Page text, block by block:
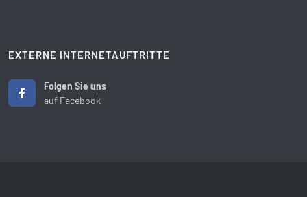
EXTERNE INTERNETAUFTRITTE
Folgen Sie uns
auf Facebook